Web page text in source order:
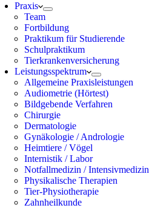
Praxis
Team
Fortbildung
Praktikum für Studierende
Schulpraktikum
Tierkrankenversicherung
Leistungsspektrum
Allgemeine Praxisleistungen
Audiometrie (Hörtest)
Bildgebende Verfahren
Chirurgie
Dermatologie
Gynäkologie / Andrologie
Heimtiere / Vögel
Internistik / Labor
Notfallmedizin / Intensivmedizin
Physikalische Therapien
Tier-Physiotherapie
Zahnheilkunde